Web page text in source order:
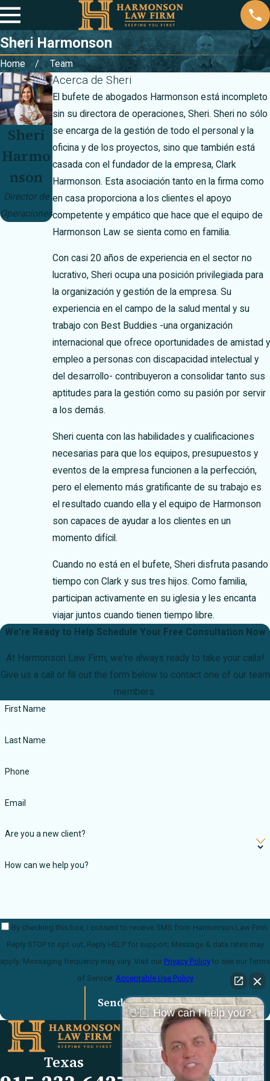
Sheri Harmonson
Home Team
Sheri
Harmo
nson
Director de
Operaciones
Acerca de Sheri
El bufete de abogados Harmonson está incompleto
sin su directora de operaciones, Sheri. Sheri no sólo
se encarga de la gestión de todo el personal y la
oficina y de los proyectos, sino que también está
casada con el fundador de la empresa, Clark
Harmonson. Esta asociación tanto en la firma como
en casa proporciona a los clientes el apoyo
competente y empático que hace que el equipo de
Harmonson Law se sienta como en familia.
Con casi 20 años de experiencia en el sector no
lucrativo, Sheri ocupa una posición privilegiada para
la organización y gestión de la empresa. Su
experiencia en el campo de la salud mental y su
trabajo con Best Buddies -una organización
internacional que ofrece oportunidades de amistad y
empleo a personas con discapacidad intelectual y
del desarrollo- contribuyeron a consolidar tanto sus
aptitudes para la gestión como su pasión por servir
a los demás.
Sheri cuenta con las habilidades y cualificaciones
necesarias para que los equipos, presupuestos y
eventos de la empresa funcionen a la perfección,
pero el elemento más gratificante de su trabajo es
el resultado cuando ella y el equipo de Harmonson
son capaces de ayudar a los clientes en un
momento difícil.
Cuando no está en el bufete, Sheri disfruta pasando
tiempo con Clark y sus tres hijos. Como familia,
participan activamente en su iglesia y les encanta
viajar juntos cuando tienen tiempo libre.
We're Ready to Help Schedule Your Free Consultation Now
At Harmonson Law Firm, we're always ready to take your calls!
Give us a call or fill out the form below to contact one of our team
members.
First Name
Last Name
Phone
Email
Are you a new client?
How can we help you?
By checking this box, I consent to receive SMS from Harmonson Law Firm.
Reply STOP to opt-out; Reply HELP for support; Message & data rates may
apply; Messaging frequency may vary. Visit our Privacy Policy to see our Terms
of Service. Acceptable Use Policy
Send Message
Texas
Links
Our Firm
FAQs
Locations
El Paso Office
501 E. Nevada Ave
El Paso, TX 79902
👋🏼 How can I help you?